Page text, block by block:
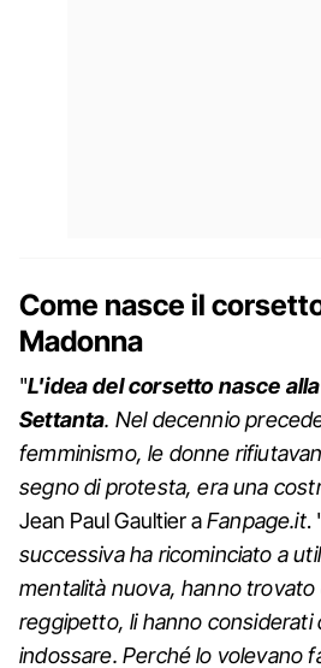
Come nasce il
Madonna
"L'idea del corsetto nasce
Settanta. Nel decennio
femminismo, le donne
segno di protesta, era una
Jean Paul Gaultier aFanpage.it.
successiva ha ricominciato a
mentalità nuova, hanno trovato
reggipetto, li hanno considerati
indossare. Perché lo volevano